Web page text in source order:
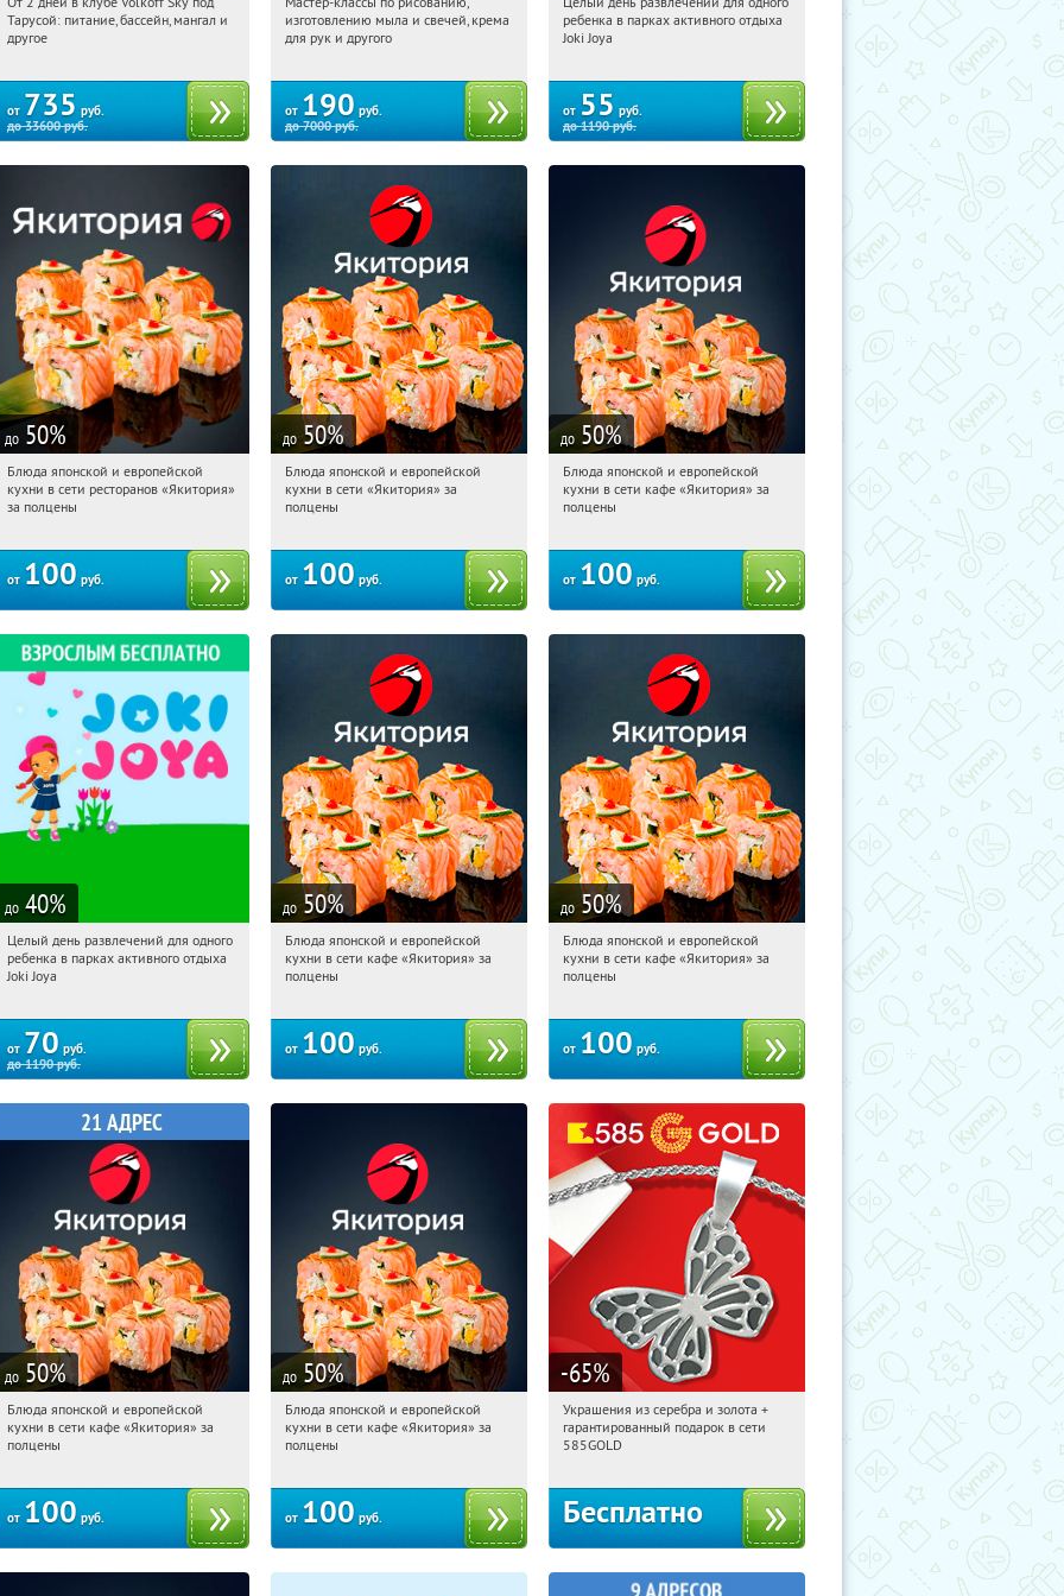
12:00:21 Купили:
Калужская обл., Тарусский р-н, с.
Тарусой: питание, бассейн, мангал и
другое
от 735 руб.
до33600руб.
12:00:21 Купили:
Новослободская
изготовлению мыла и свечей, крема
для рук и другого
от 190 руб.
до7000руб.
12:00:21 Купили:5360
ребенка в парках активного отдыха
Joki Joya
от 55 руб.
до1190руб.
до 50%
12:00:21 Купили:
Блюда японской и европейской
кухни в сети ресторанов «Якитория»
за полцены
от 100 руб.
до 50%
12:00:21 Купили:
Блюда японской и европейской
кухни в сети «Якитория» за
полцены
от 100 руб.
до 50%
12:00:21 Купили:
Блюда японской и европейской
кухни в сети кафе «Якитория» за
полцены
от 100 руб.
до 40%
12:00:21 Купили:5167
Целый день развлечений для одного
ребенка в парках активного отдыха
Joki Joya
от 70 руб.
до1190руб.
до 50%
12:00:21 Купили:
Блюда японской и европейской
кухни в сети кафе «Якитория» за
полцены
от 100 руб.
до 50%
12:00:21 Купили:
Блюда японской и европейской
кухни в сети кафе «Якитория» за
полцены
от 100 руб.
до 50%
12:00:21 Купили:
Блюда японской и европейской
кухни в сети кафе «Якитория» за
полцены
от 100 руб.
до 50%
12:00:21 Купили:
Блюда японской и европейской
кухни в сети кафе «Якитория» за
полцены
от 100 руб.
-65%
12:00:21 Получили: 4842
Москва, Россия
Украшения из серебра и золота +
гарантированный подарок в сети
585GOLD
Бесплатно